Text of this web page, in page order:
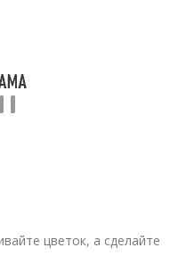
цветок, а сделайте